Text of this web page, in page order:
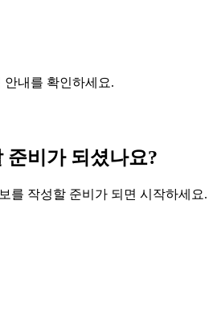
안내를 확인하세요.
준비가 되셨나요?
를 작성할 준비가 되면 시작하세요.